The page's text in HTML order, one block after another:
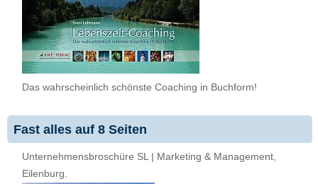
Das wahrscheinlich schönste Coaching in Buchform!
Fast alles auf 8 Seiten
Unternehmensbroschüre SL | Marketing & Management,
Eilenburg.